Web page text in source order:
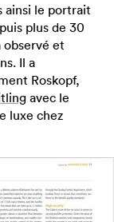
ainsi le portrait
plus de 30
observé et
Il a
Roskopf,
avec le
luxe chez